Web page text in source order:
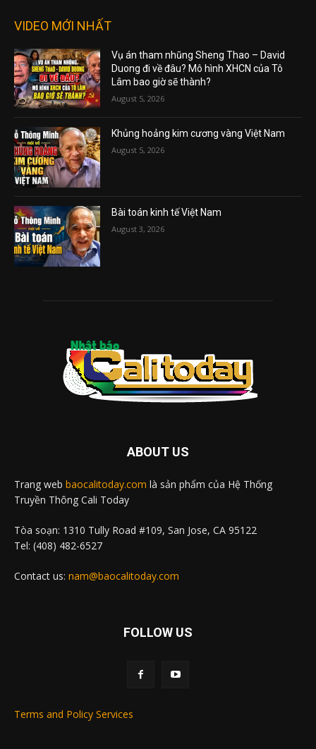
VIDEO MỚI NHẤT
Vụ án tham nhũng Sheng Thao – David
Duong đi về đâu? Mô hình XHCN của Tô
Lâm bao giờ sẽ thành?
August 5, 2026
Khủng hoảng kim cương vàng Việt Nam
August 5, 2026
Bài toán kinh tế Việt Nam
August 3, 2026
ABOUT US
Trang web baocalitoday.com là sản phẩm của Hệ Thống
Truyền Thông Cali Today
Tòa soạn: 1310 Tully Road #109, San Jose, CA 95122
Tel: (408) 482-6527
Contact us: nam@baocalitoday.com
FOLLOW US
Terms and Policy Services